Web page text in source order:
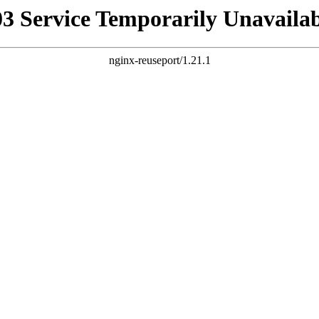
Service Temporarily
nginx-reuseport/1.21.1